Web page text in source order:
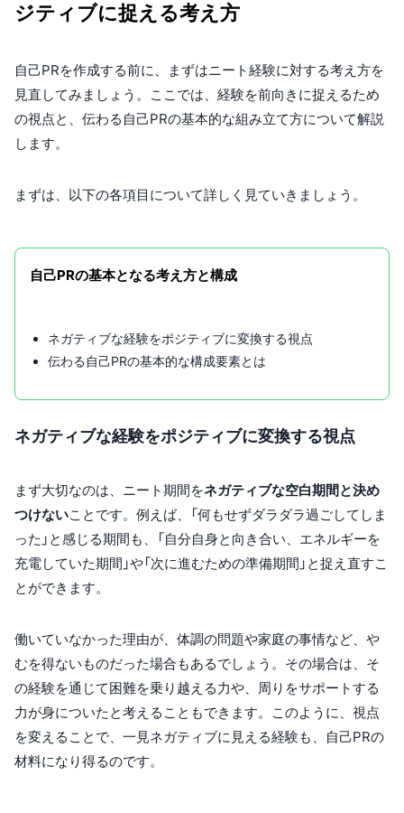
ジティブに捉える考え方
自己PRを作成する前に、まずはニート経験に対する考え方を
見直してみましょう。ここでは、経験を前向きに捉えるため
の視点と、伝わる自己PRの基本的な組み立て方について解説
します。
まずは、以下の各項目について詳しく見ていきましょう。
自己PRの基本となる考え方と構成
ネガティブな経験をポジティブに変換する視点
伝わる自己PRの基本的な構成要素とは
ネガティブな経験をポジティブに変換する視点
まず大切なのは、ニート期間をネガティブな空白期間と決め
つけないことです。例えば、「何もせずダラダラ過ごしてしま
った」と感じる期間も、「自分自身と向き合い、エネルギーを
充電していた期間」や「次に進むための準備期間」と捉え直すこ
とができます。
働いていなかった理由が、体調の問題や家庭の事情など、や
むを得ないものだった場合もあるでしょう。その場合は、そ
の経験を通じて困難を乗り越える力や、周りをサポートする
力が身についたと考えることもできます。このように、視点
を変えることで、一見ネガティブに見える経験も、自己PRの
材料になり得るのです。